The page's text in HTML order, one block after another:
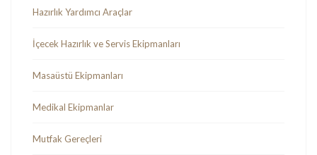
Hazırlık Yardımcı Araçlar
İçecek Hazırlık ve Servis Ekipmanları
Masaüstü Ekipmanları
Medikal Ekipmanlar
Mutfak Gereçleri